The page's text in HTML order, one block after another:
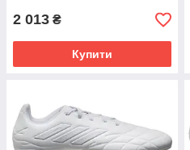
2 013 ₴
Купити